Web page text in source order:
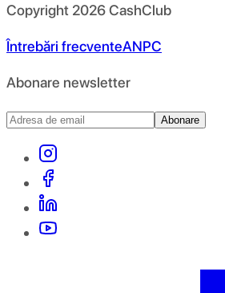
Copyright 2026CashClub
Întrebări frecventeANPC
Abonare newsletter
Abonare